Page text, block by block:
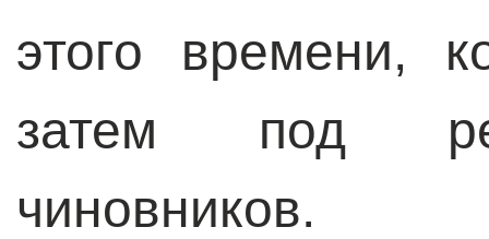
этого времени,
затем под
чиновников.